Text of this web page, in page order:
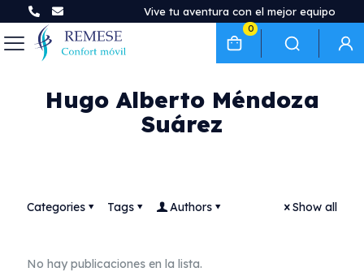
Vive tu aventura con el mejor equipo
0
Hugo Alberto Méndoza
Suárez
Categories Tags Authors Show all
No hay publicaciones en la lista.